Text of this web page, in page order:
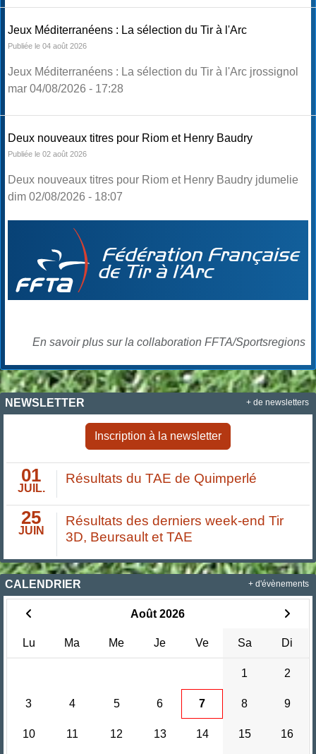
Jeux Méditerranéens : La sélection du Tir à l'Arc
Publiée le 04 août 2026
Jeux Méditerranéens : La sélection du Tir à l'Arc jrossignol
mar 04/08/2026 - 17:28
Deux nouveaux titres pour Riom et Henry Baudry
Publiée le 02 août 2026
Deux nouveaux titres pour Riom et Henry Baudry jdumelie
dim 02/08/2026 - 18:07
En savoir plus sur la collaboration FFTA/Sportsregions
NEWSLETTER
Inscription à la newsletter
01
JUIL.
Résultats du TAE de Quimperlé
25
JUIN
Résultats des derniers week-end Tir
3D, Beursault et TAE
+ de newsletters
CALENDRIER
Août 2026
Lu Ma Me Je Ve Sa Di
1 2
3 4 5 6 7 8 9
10 11 12 13 14 15 16
+ d'évènements